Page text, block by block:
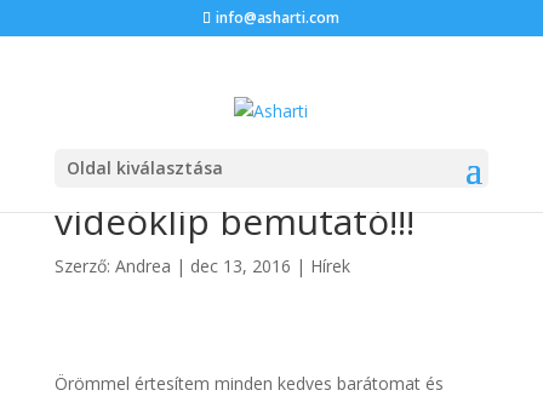
info@asharti.com
Oldal kiválasztása
Blue Waltzer – új
videóklip bemutató!!!
Szerző: Andrea | dec 13, 2016 | Hírek
Örömmel értesítem minden kedves barátomat és